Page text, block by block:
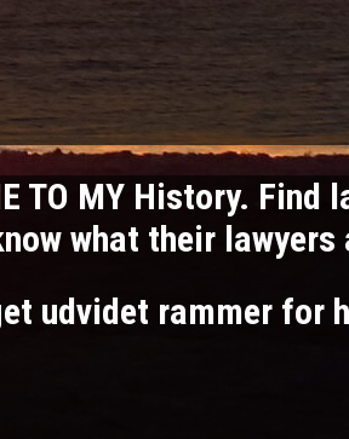
TO MY History.
what their lawyers
udvidet rammer for